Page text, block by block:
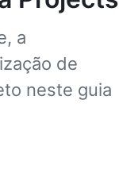
a
de
neste guia